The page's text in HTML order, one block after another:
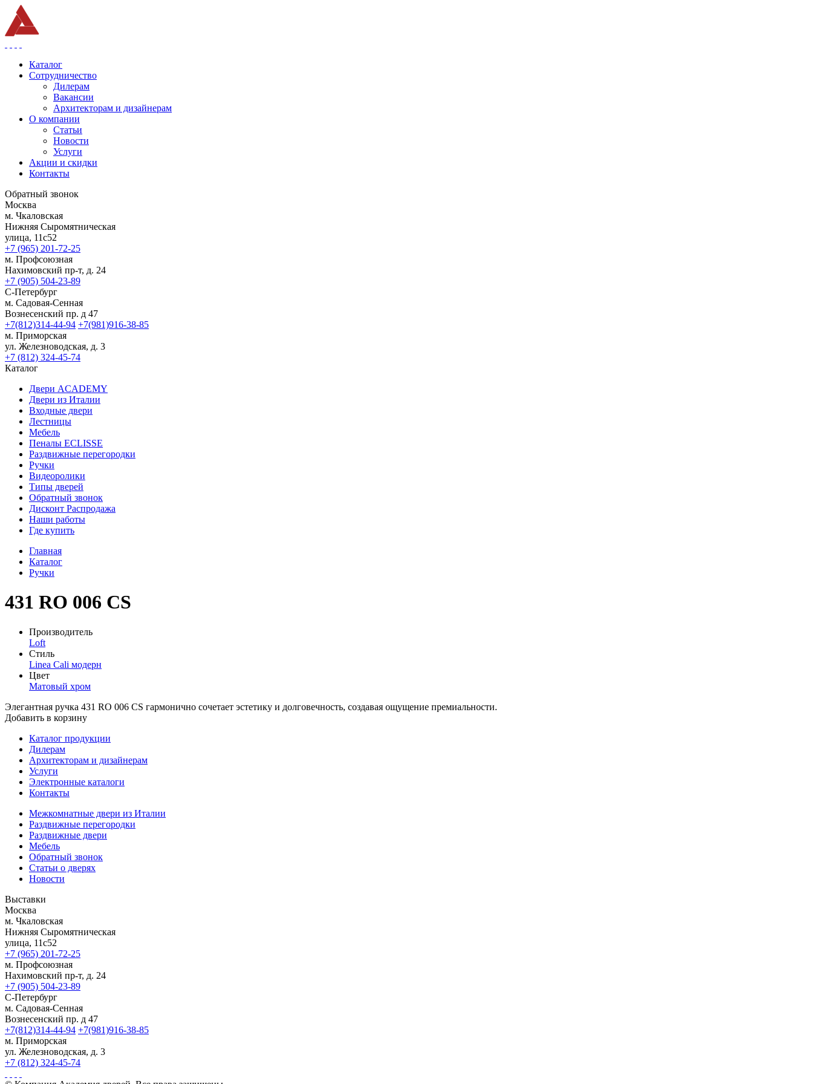
Каталог
Сотрудничество
Дилерам
Вакансии
Архитекторам и дизайнерам
О компании
Статьи
Новости
Услуги
Акции и скидки
Контакты
Обратный звонок
Москва
м. Чкаловская
Нижняя Сыромятническая
улица, 11с52
+7 (965) 201-72-25
м. Профсоюзная
Нахимовский пр-т, д. 24
+7 (905) 504-23-89
С-Петербург
м. Садовая-Сенная
Вознесенский пр. д 47
+7(812)314-44-94 +7(981)916-38-85
м. Приморская
ул. Железноводская, д. 3
+7 (812) 324-45-74
Каталог
Двери ACADEMY
Двери из Италии
Входные двери
Лестницы
Мебель
Пеналы ECLISSE
Раздвижные перегородки
Ручки
Видеоролики
Типы дверей
Обратный звонок
Дисконт Распродажа
Наши работы
Где купить
Главная
Каталог
Ручки
431 RO 006 CS
Производитель
Loft
Стиль
Linea Cali модерн
Цвет
Матовый хром
Элегантная ручка 431 RO 006 CS гармонично сочетает эстетику и долговечность, создавая ощущение премиальности.
Добавить в корзину
Каталог продукции
Дилерам
Архитекторам и дизайнерам
Услуги
Электронные каталоги
Контакты
Межкомнатные двери из Италии
Раздвижные перегородки
Раздвижные двери
Мебель
Обратный звонок
Статьи о дверях
Новости
Выставки
Москва
м. Чкаловская
Нижняя Сыромятническая
улица, 11с52
+7 (965) 201-72-25
м. Профсоюзная
Нахимовский пр-т, д. 24
+7 (905) 504-23-89
С-Петербург
м. Садовая-Сенная
Вознесенский пр. д 47
+7(812)314-44-94 +7(981)916-38-85
м. Приморская
ул. Железноводская, д. 3
+7 (812) 324-45-74